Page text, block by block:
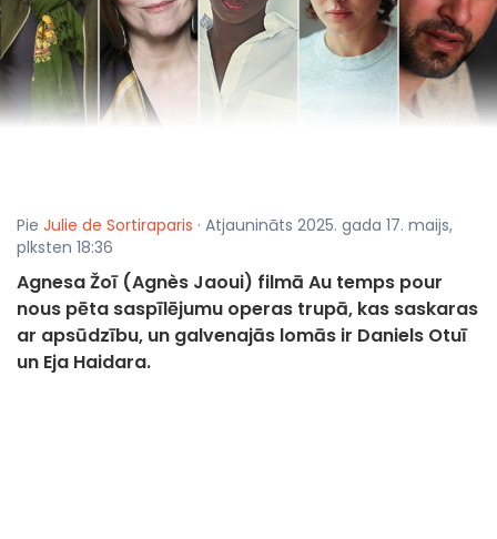
Pie Julie de Sortiraparis · Atjaunināts 2025. gada 17. maijs,
plksten 18:36
Agnesa Žoī (Agnès Jaoui) filmā Au temps pour
nous pēta saspīlējumu operas trupā, kas saskaras
ar apsūdzību, un galvenajās lomās ir Daniels Otuī
un Eja Haidara.